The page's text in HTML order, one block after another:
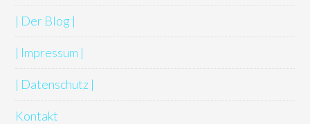
| Der Blog |
| Impressum |
| Datenschutz |
Kontakt